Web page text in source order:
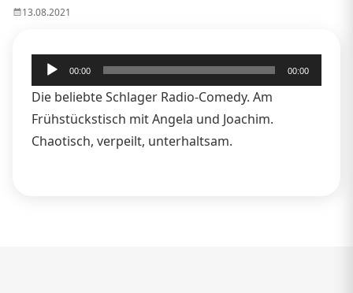
13.08.2021
Audio-
Player
00:00 00:00
Die beliebte Schlager Radio-Comedy. Am
Frühstückstisch mit Angela und Joachim.
Chaotisch, verpeilt, unterhaltsam.